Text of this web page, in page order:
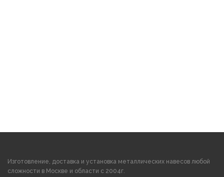
Изготовление, доставка и установка металлических навесов любой
сложности в Москве и области с 2004г.